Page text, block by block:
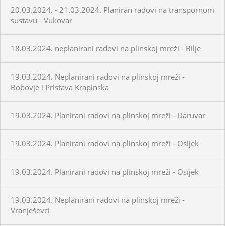
20.03.2024. - 21.03.2024. Planiran radovi na transpornom
sustavu - Vukovar
18.03.2024. neplanirani radovi na plinskoj mreži - Bilje
19.03.2024. Neplanirani radovi na plinskoj mreži -
Bobovje i Pristava Krapinska
19.03.2024. Planirani radovi na plinskoj mreži - Daruvar
19.03.2024. Planirani radovi na plinskoj mreži - Osijek
19.03.2024. Planirani radovi na plinskoj mreži - Osijek
19.03.2024. Neplanirani radovi na plinskoj mreži -
Vranješevci